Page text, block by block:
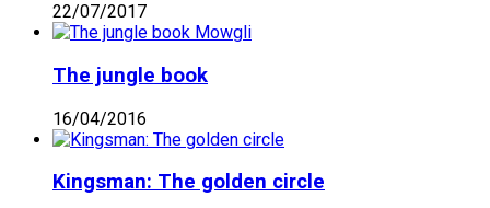
22/07/2017
The jungle book
16/04/2016
Kingsman: The golden circle